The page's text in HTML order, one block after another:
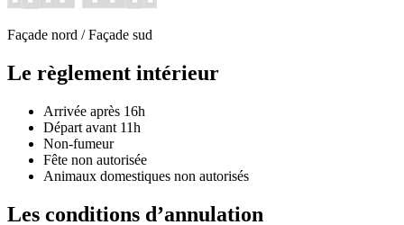
Façade nord / Façade sud
Le règlement intérieur
Arrivée après 16h
Départ avant 11h
Non-fumeur
Fête non autorisée
Animaux domestiques non autorisés
Les conditions d’annulation